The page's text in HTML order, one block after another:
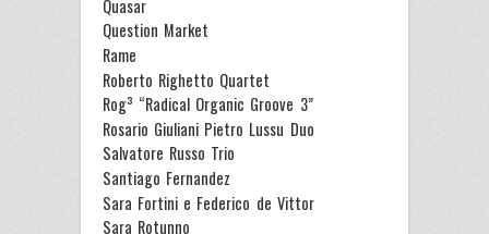
Quasar
Question Market
Rame
Roberto Righetto Quartet
Rog³ “Radical Organic Groove 3”
Rosario Giuliani Pietro Lussu Duo
Salvatore Russo Trio
Santiago Fernandez
Sara Fortini e Federico de Vittor
Sara Rotunno